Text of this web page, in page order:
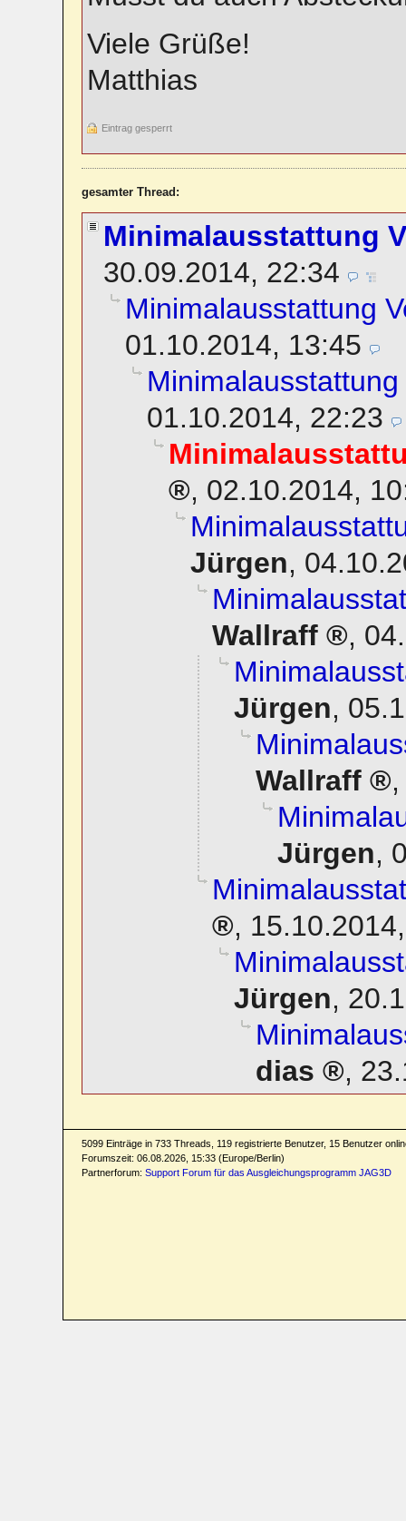
Viele Grüße!
Matthias
Eintrag gesperrt
gesamter Thread:
Minimalausstattung
30.09.2014, 22:34
Minimalausstattung
01.10.2014, 13:45
01.10.2014, 22:23
, 02.10.2014,
Jürgen,
Wallraff
,
Jürgen,
Wallraff
Jürgen,
,
Jürgen,
dias
,
5099 Einträge in 733 Threads, 119 registrierte Benutzer, 15 Benutzer
Forumszeit: 06.08.2026, 15:33 (Europe/Berlin)
Partnerforum: Support Forum für das Ausgleichungsprogramm JAG3D